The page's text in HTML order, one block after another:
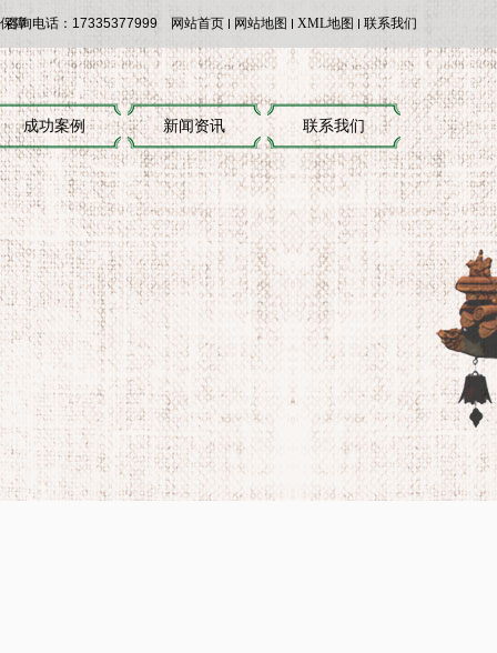
障
咨询电话：17335377999 网站首页 网站地图 XML地图 联系我们
成功案例 新闻资讯 联系我们